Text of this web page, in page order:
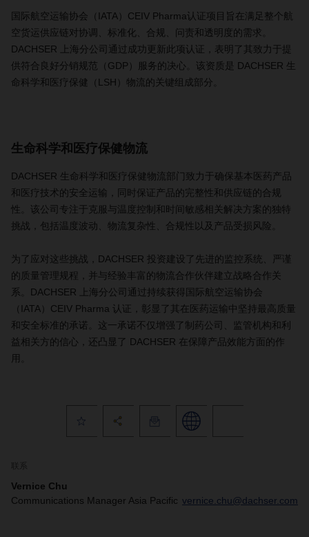
国际航空运输协会（IATA）CEIV Pharma认证项目旨在满足整个航
空货运供应链对协调、标准化、合规、问责和透明度的需求。
DACHSER 上海分公司通过成功更新此项认证，表明了其致力于提
供符合良好分销规范（GDP）服务的决心。该资质是 DACHSER 生
命科学和医疗保健（LSH）物流的关键组成部分。
生命科学和医疗保健物流
DACHSER 生命科学和医疗保健物流部门致力于确保基本医药产品
和医疗技术的安全运输，同时保证产品的完整性和供应链的合规
性。该公司专注于克服与温度控制和时间敏感相关解决方案的独特
挑战，包括温度波动、物流复杂性、合规性以及产品受损风险。
为了应对这些挑战，DACHSER 投资建设了先进的监控系统、严谨
的质量管理规程，并与经验丰富的物流合作伙伴建立战略合作关
系。DACHSER 上海分公司通过持续获得国际航空运输协会
（IATA）CEIV Pharma 认证，彰显了其在医药运输中坚持最高质量
和安全标准的承诺。这一承诺不仅增强了制药公司、监管机构和利
益相关方的信心，还凸显了 DACHSER 在保障产品效能方面的作
用。
Vernice Chu
Communications Manager Asia Pacific vernice.chu@dachser.com